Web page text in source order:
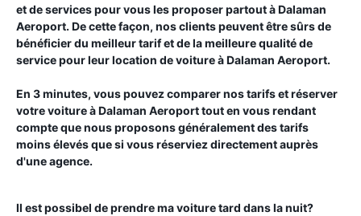
et de services pour vous les proposer partout àDalaman
Aeroport. De cette façon, nos clients peuvent être sûrs de
bénéficier du meilleur tarif et de la meilleure qualité de
service pour leur location de voiture àDalaman Aeroport.
En 3 minutes, vous pouvez comparer nos tarifs et réserver
votre voiture àDalaman Aeroporttout en vous rendant
compte que nous proposons généralement des tarifs
moins élevés que si vous réserviez directement auprès
d'une agence.
Il est possibel de prendre ma voiture tard dans la nuit?